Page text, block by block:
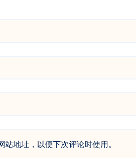
地址，以便下次评论时使用。